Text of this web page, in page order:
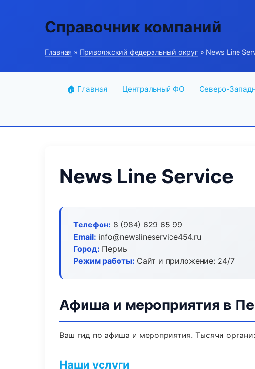
Справочник компаний
Главная » Приволжский федеральный округ » News Line
🏠 Главная Центральный ФО Северо-
News Line Service
Телефон: 8 (984) 629 65 99
Email: info@newslineservice454.ru
Город: Пермь
Режим работы: Сайт и приложение: 24/7
Афиша и мероприятия в
Ваш гид по афиша и мероприятия. Тысячи
Наши услуги